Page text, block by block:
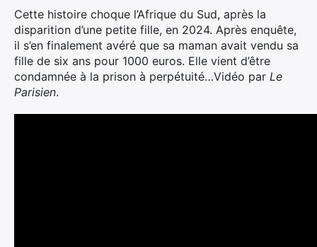
Cette histoire choque l’Afrique du Sud, après la
disparition d’une petite fille, en 2024. Après enquête,
il s’en finalement avéré que sa maman avait vendu sa
fille de six ans pour 1000 euros. Elle vient d’être
condamnée à la prison à perpétuité…Vidéo par Le
Parisien.